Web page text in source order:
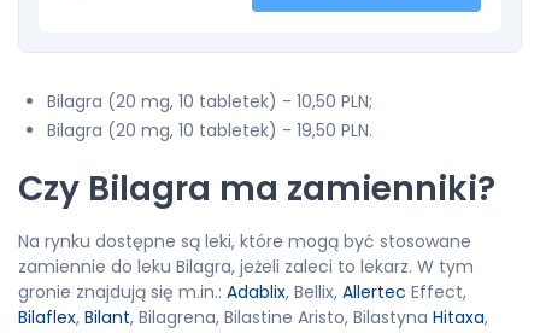
Bilagra (20 mg, 10 tabletek) - 10,50 PLN;
Bilagra (20 mg, 10 tabletek) - 19,50 PLN.
Czy Bilagra ma zamienniki?
Na rynku dostępne są leki, które mogą być stosowane
zamiennie do leku Bilagra, jeżeli zaleci to lekarz. W tym
gronie znajdują się m.in.: Adablix, Bellix, Allertec Effect,
Bilaflex, Bilant, Bilagrena, Bilastine Aristo, Bilastyna Hitaxa,